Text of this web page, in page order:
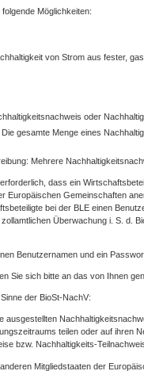
Möglichkeiten:
von Strom aus fester,
oder
gesamte Menge eines
Mehrere
dass ein
Europäischen Gemeinschaften
bei der BLE einen
Überwachung i. S. d.
Benutzernamen und ein
Sie sich bitte an das von Ihnen
der BioSt-NachV:
ausgestellten
teilen oder auf ihren
bzw. Nachhaltigkeits-
Mitgliedstaaten der